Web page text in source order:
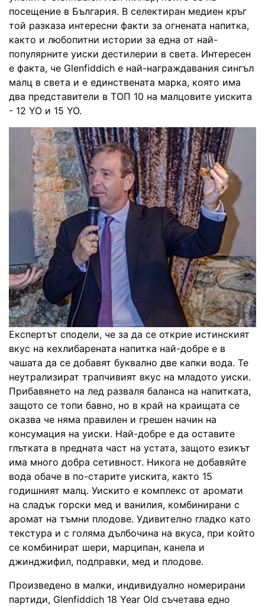
посещение в България. В селектиран медиен кръг
той разказа интересни факти за огнената напитка,
както и любопитни истории за една от най-
популярните уиски дестилерии в света. Интересен
е факта, че Glenfiddich е най-награждавания сингъл
малц в света и е единствената марка, която има
два представители в ТОП 10 на малцовите уискита
- 12 YO и 15 YO.
Експертът сподели, че за да се открие истинският
вкус на кехлибарената напитка най-добре е в
чашата да се добавят буквално две капки вода. Те
неутрализират трапчивият вкус на младото уиски.
Прибавянето на лед разваля баланса на напитката,
защото се топи бавно, но в край на краищата се
оказва че няма правилен и грешен начин на
консумация на уиски. Най-добре е да оставите
глътката в предната част на устата, защото езикът
има много добра сетивност. Никога не добавяйте
вода обаче в по-старите уискита, както 15
годишният малц. Уискито е комплекс от аромати
на сладък горски мед и ванилия, комбинирани с
аромат на тъмни плодове. Удивително гладко като
текстура и с голяма дълбочина на вкуса, при който
се комбинират шери, марципан, канела и
джинджифил, подправки, мед и плодове.
Произведено в малки, индивидуално номерирани
партиди, Glenfiddich 18 Year Old съчетава едно